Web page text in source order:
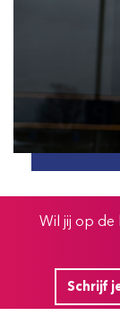
Wil jij op de
Schrijf